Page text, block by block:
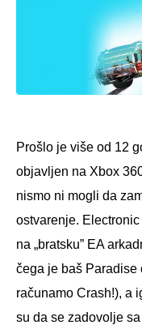
Prošlo je više od 12
objavljen na Xbox
nismo ni mogli da
ostvarenje.
na „bratsku” EA
čega je baš Paradise
računamo Crash!), a
su da se zadovolje